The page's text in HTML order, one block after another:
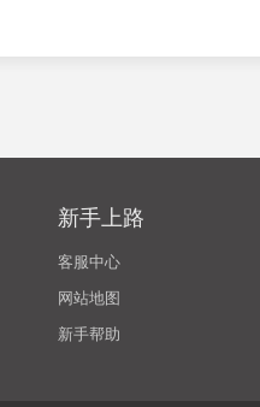
新手上路
客服中心
网站地图
新手帮助